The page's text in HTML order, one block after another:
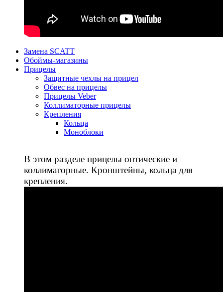
Замена SCATT
Обоймы-магазины
Прицелы
Защитные чехлы на прицел
Обвес на прицелы
Прицелы Veber
Коллиматорные прицелы
Крепления
Кольца
Моноблоки
В этом разделе прицелы оптические и
коллиматорные. Кронштейны, кольца для
крепления.